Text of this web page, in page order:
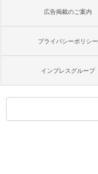
広告掲載のご案内
プライバシーポリシー
インプレスグループ